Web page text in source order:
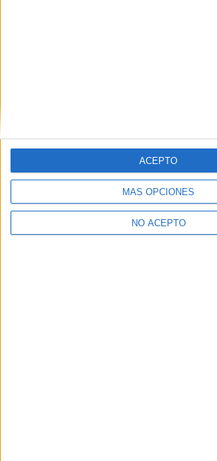
MÁS OPCIONES
NO ACEPTO
ACEPTO